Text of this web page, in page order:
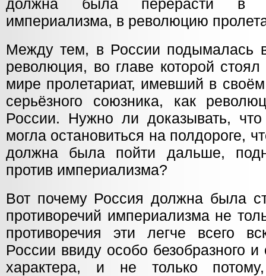
должна была перерасти в
империализма, в революцию
Между тем, в России подымалась
революция, во главе которой
мире пролетариат, имевший в
серьёзного союзника, как
России. Нужно ли доказывать,
могла остановиться на полдороге,
должна была пойти дальше,
против империализма?
Вот почему Россия должна была
противоречий империализма не
противоречия эти легче всего
России ввиду особо безобразного
характера, и не только